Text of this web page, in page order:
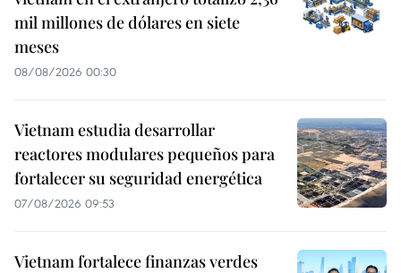
mil millones de dólares en siete
meses
08/08/2026 00:30
Vietnam estudia desarrollar
reactores modulares pequeños para
fortalecer su seguridad energética
07/08/2026 09:53
Vietnam fortalece finanzas verdes